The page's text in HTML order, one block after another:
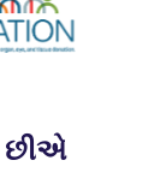
છીએ